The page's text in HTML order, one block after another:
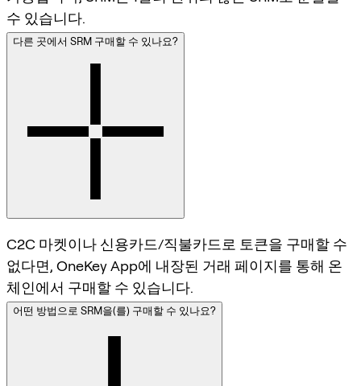
수 있습니다.
다른 곳에서 SRM 구매할 수 있나요?
C2C 마켓이나 신용카드/직불카드로 토큰을 구매할 수
없다면, OneKey App에 내장된 거래 페이지를 통해 온
체인에서 구매할 수 있습니다.
어떤 방법으로 SRM을(를) 구매할 수 있나요?